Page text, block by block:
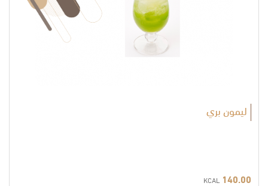
ليمون بري
140.00
KCAL